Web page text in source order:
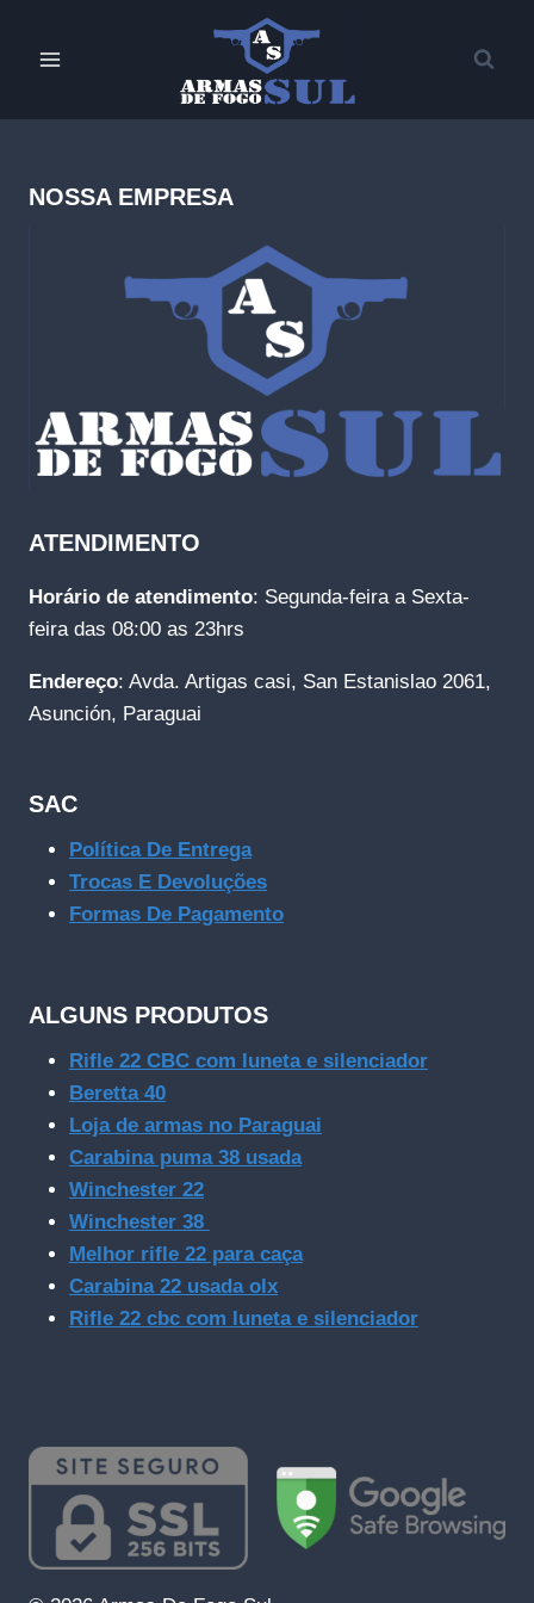
NOSSA EMPRESA
ATENDIMENTO
Horário de atendimento: Segunda-feira a Sexta-
feira das 08:00 as 23hrs
Endereço: Avda. Artigas casi, San Estanislao 2061,
Asunción, Paraguai
SAC
Política De Entrega
Trocas E Devoluções
Formas De Pagamento
ALGUNS PRODUTOS
Rifle 22 CBC com luneta e silenciador
Beretta 40
Loja de armas no Paraguai
Carabina puma 38 usada
Winchester 22
Winchester 38
Melhor rifle 22 para caça
Carabina 22 usada olx
Rifle 22 cbc com luneta e silenciador